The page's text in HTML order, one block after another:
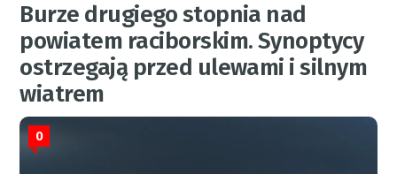
Burze drugiego stopnia nad
powiatem raciborskim. Synoptycy
ostrzegają przed ulewami i silnym
wiatrem
0